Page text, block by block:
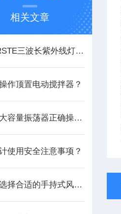
相关文章
MORSTE三波长紫外线灯在光学玻璃行业的应用
作顶置电动搅拌器？
双层大容量振荡器正确操作与维护？
使用安全注意事项？
如何选择合适的手持式风速仪？